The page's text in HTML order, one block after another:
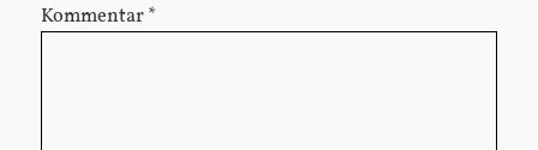
Kommentar*